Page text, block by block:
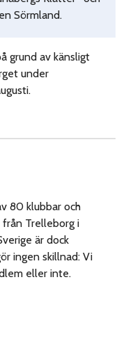
Sörmland.
grund av känsligt
under
80 klubbar och
Trelleborg i
är dock
ingen skillnad: Vi
eller inte.